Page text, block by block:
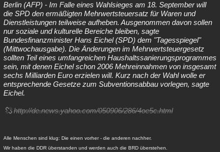
Berlin (AFP) - Im Falle eines Wahlsieges am 18. September will
die SPD den ermäßigten Mehrwertsteuersatz für Waren und
Dienstleistungen teilweise aufheben. Ausgenommen davon sollen
nur soziale und kulturelle Bereiche bleiben, sagte
Bundesfinanzminister Hans Eichel (SPD) dem "Tagesspiegel"
(Mittwochausgabe). Die Änderungen im Mehrwertsteuergesetz
sollten Teil eines umfangreichen Haushaltssanierungsprogrammes
sein, mit denen Eichel schon 2006 Mehreinnahmen von insgesamt
sechs Milliarden Euro erzielen will. Kurz nach der Wahl wolle er
entsprechende Gesetze zum Subventionsabbau vorlegen, sagte
Eichel.
http://de.news.yahoo.com/050906/286/4oe5c.html
Alle Menschen sind klug: Die einen vorher - die anderen nachher.
Wir haben die DDR überstanden und werden auch die BRD überstehen.